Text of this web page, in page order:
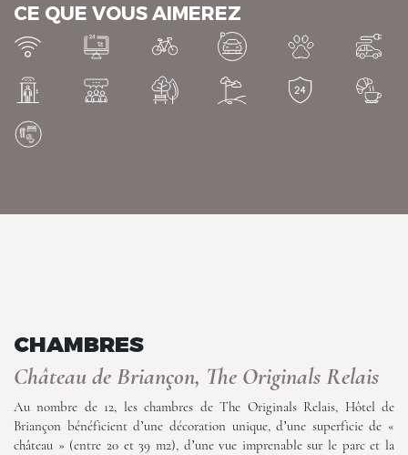
CE QUE VOUS AIMEREZ
CHAMBRES
Château de Briançon, The Originals Relais
Au nombre de 12, les chambres de The Originals Relais, Hôtel de
Briançon bénéficient d’une décoration unique, d’une superficie de «
château » (entre 20 et 39 m2), d’une vue imprenable sur le parc et la
Château de Briançon, The
Originals Relais
Château de Briançon, The
Originals Relais